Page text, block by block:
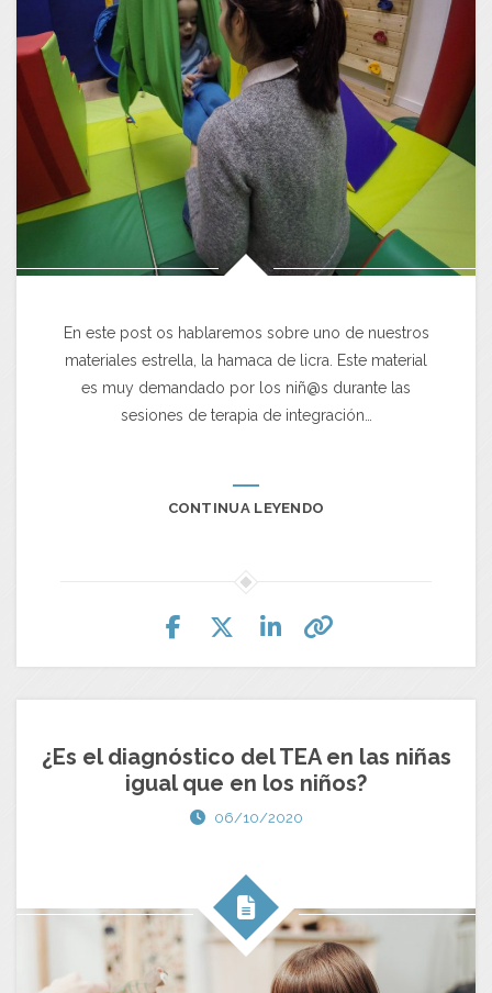
En este post os hablaremos sobre uno de nuestros
materiales estrella, la hamaca de licra. Este material
es muy demandado por los niñ@s durante las
sesiones de terapia de integración…
CONTINUA LEYENDO
¿Es el diagnóstico del TEA en las niñas
igual que en los niños?
06/10/2020